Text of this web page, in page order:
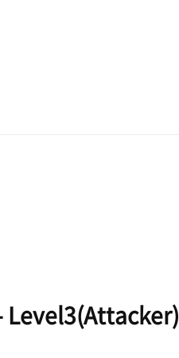
Level3(Attacker)